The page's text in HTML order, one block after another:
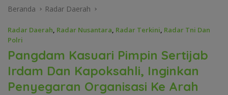
Beranda Radar Daerah
Radar Daerah, Radar Nusantara, Radar Terkini, Radar Tni Dan
Polri
Pangdam Kasuari Pimpin Sertijab
Irdam Dan Kapoksahli, Inginkan
Penyegaran Organisasi Ke Arah